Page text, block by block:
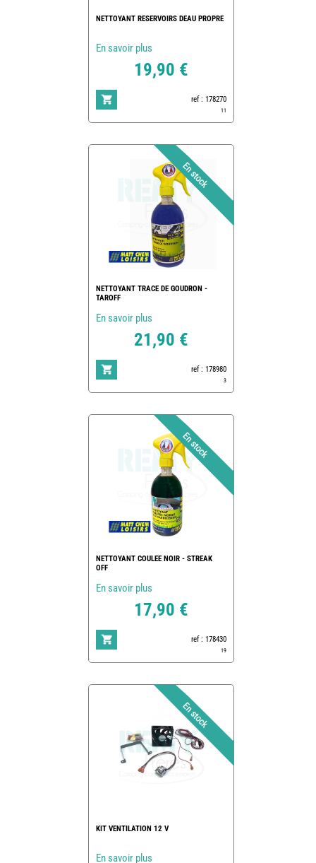
NETTOYANT RESERVOIRS DEAU PROPRE
En savoir plus
19,90 €
ref : 178270
11
NETTOYANT TRACE DE GOUDRON -
TAROFF
En savoir plus
21,90 €
ref : 178980
3
NETTOYANT COULEE NOIR - STREAK
OFF
En savoir plus
17,90 €
ref : 178430
19
KIT VENTILATION 12 V
En savoir plus